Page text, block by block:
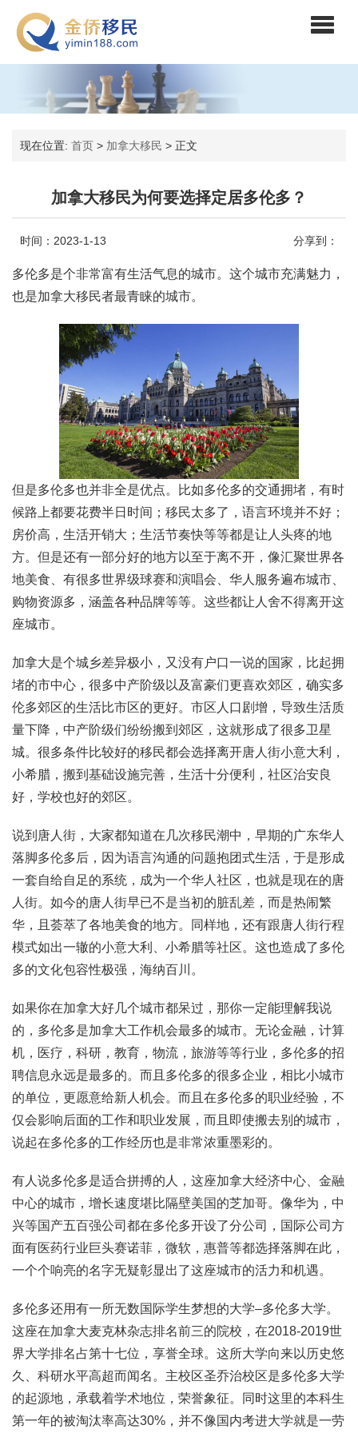
现在位置: 首页 > 加拿大移民 > 正文
加拿大移民为何要选择定居多伦多？
时间：2023-1-13 分享到：
多伦多是个非常富有生活气息的城市。这个城市充满魅力，
也是加拿大移民者最青睐的城市。
但是多伦多也并非全是优点。比如多伦多的交通拥堵，有时
候路上都要花费半日时间；移民太多了，语言环境并不好；
房价高，生活开销大；生活节奏快等等都是让人头疼的地
方。但是还有一部分好的地方以至于离不开，像汇聚世界各
地美食、有很多世界级球赛和演唱会、华人服务遍布城市、
购物资源多，涵盖各种品牌等等。这些都让人舍不得离开这
座城市。
加拿大是个城乡差异极小，又没有户口一说的国家，比起拥
堵的市中心，很多中产阶级以及富豪们更喜欢郊区，确实多
伦多郊区的生活比市区的更好。市区人口剧增，导致生活质
量下降，中产阶级们纷纷搬到郊区，这就形成了很多卫星
城。很多条件比较好的移民都会选择离开唐人街小意大利，
小希腊，搬到基础设施完善，生活十分便利，社区治安良
好，学校也好的郊区。
说到唐人街，大家都知道在几次移民潮中，早期的广东华人
落脚多伦多后，因为语言沟通的问题抱团式生活，于是形成
一套自给自足的系统，成为一个华人社区，也就是现在的唐
人街。如今的唐人街早已不是当初的脏乱差，而是热闹繁
华，且荟萃了各地美食的地方。同样地，还有跟唐人街行程
模式如出一辙的小意大利、小希腊等社区。这也造成了多伦
多的文化包容性极强，海纳百川。
如果你在加拿大好几个城市都呆过，那你一定能理解我说
的，多伦多是加拿大工作机会最多的城市。无论金融，计算
机，医疗，科研，教育，物流，旅游等等行业，多伦多的招
聘信息永远是最多的。而且多伦多的很多企业，相比小城市
的单位，更愿意给新人机会。而且在多伦多的职业经验，不
仅会影响后面的工作和职业发展，而且即使搬去别的城市，
说起在多伦多的工作经历也是非常浓重墨彩的。
有人说多伦多是适合拼搏的人，这座加拿大经济中心、金融
中心的城市，增长速度堪比隔壁美国的芝加哥。像华为，中
兴等国产五百强公司都在多伦多开设了分公司，国际公司方
面有医药行业巨头赛诺菲，微软，惠普等都选择落脚在此，
一个个响亮的名字无疑彰显出了这座城市的活力和机遇。
多伦多还用有一所无数国际学生梦想的大学–多伦多大学。
这座在加拿大麦克林杂志排名前三的院校，在2018-2019世
界大学排名占第十七位，享誉全球。这所大学向来以历史悠
久、科研水平高超而闻名。主校区圣乔治校区是多伦多大学
的起源地，承载着学术地位，荣誉象征。同时这里的本科生
第一年的被淘汰率高达30%，并不像国内考进大学就是一劳